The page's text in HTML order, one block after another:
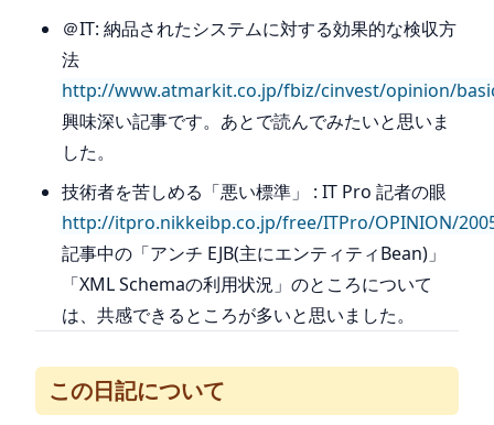
＠IT: 納品されたシステムに対する効果的な検収方
法
http://www.atmarkit.co.jp/fbiz/cinvest/opinion/
興味深い記事です。あとで読んでみたいと思いま
した。
技術者を苦しめる「悪い標準」 : IT Pro 記者の眼
http://itpro.nikkeibp.co.jp/free/ITPro/OPINION/
記事中の「アンチ EJB(主にエンティティBean)」
「XML Schemaの利用状況」のところについて
は、共感できるところが多いと思いました。
この日記について